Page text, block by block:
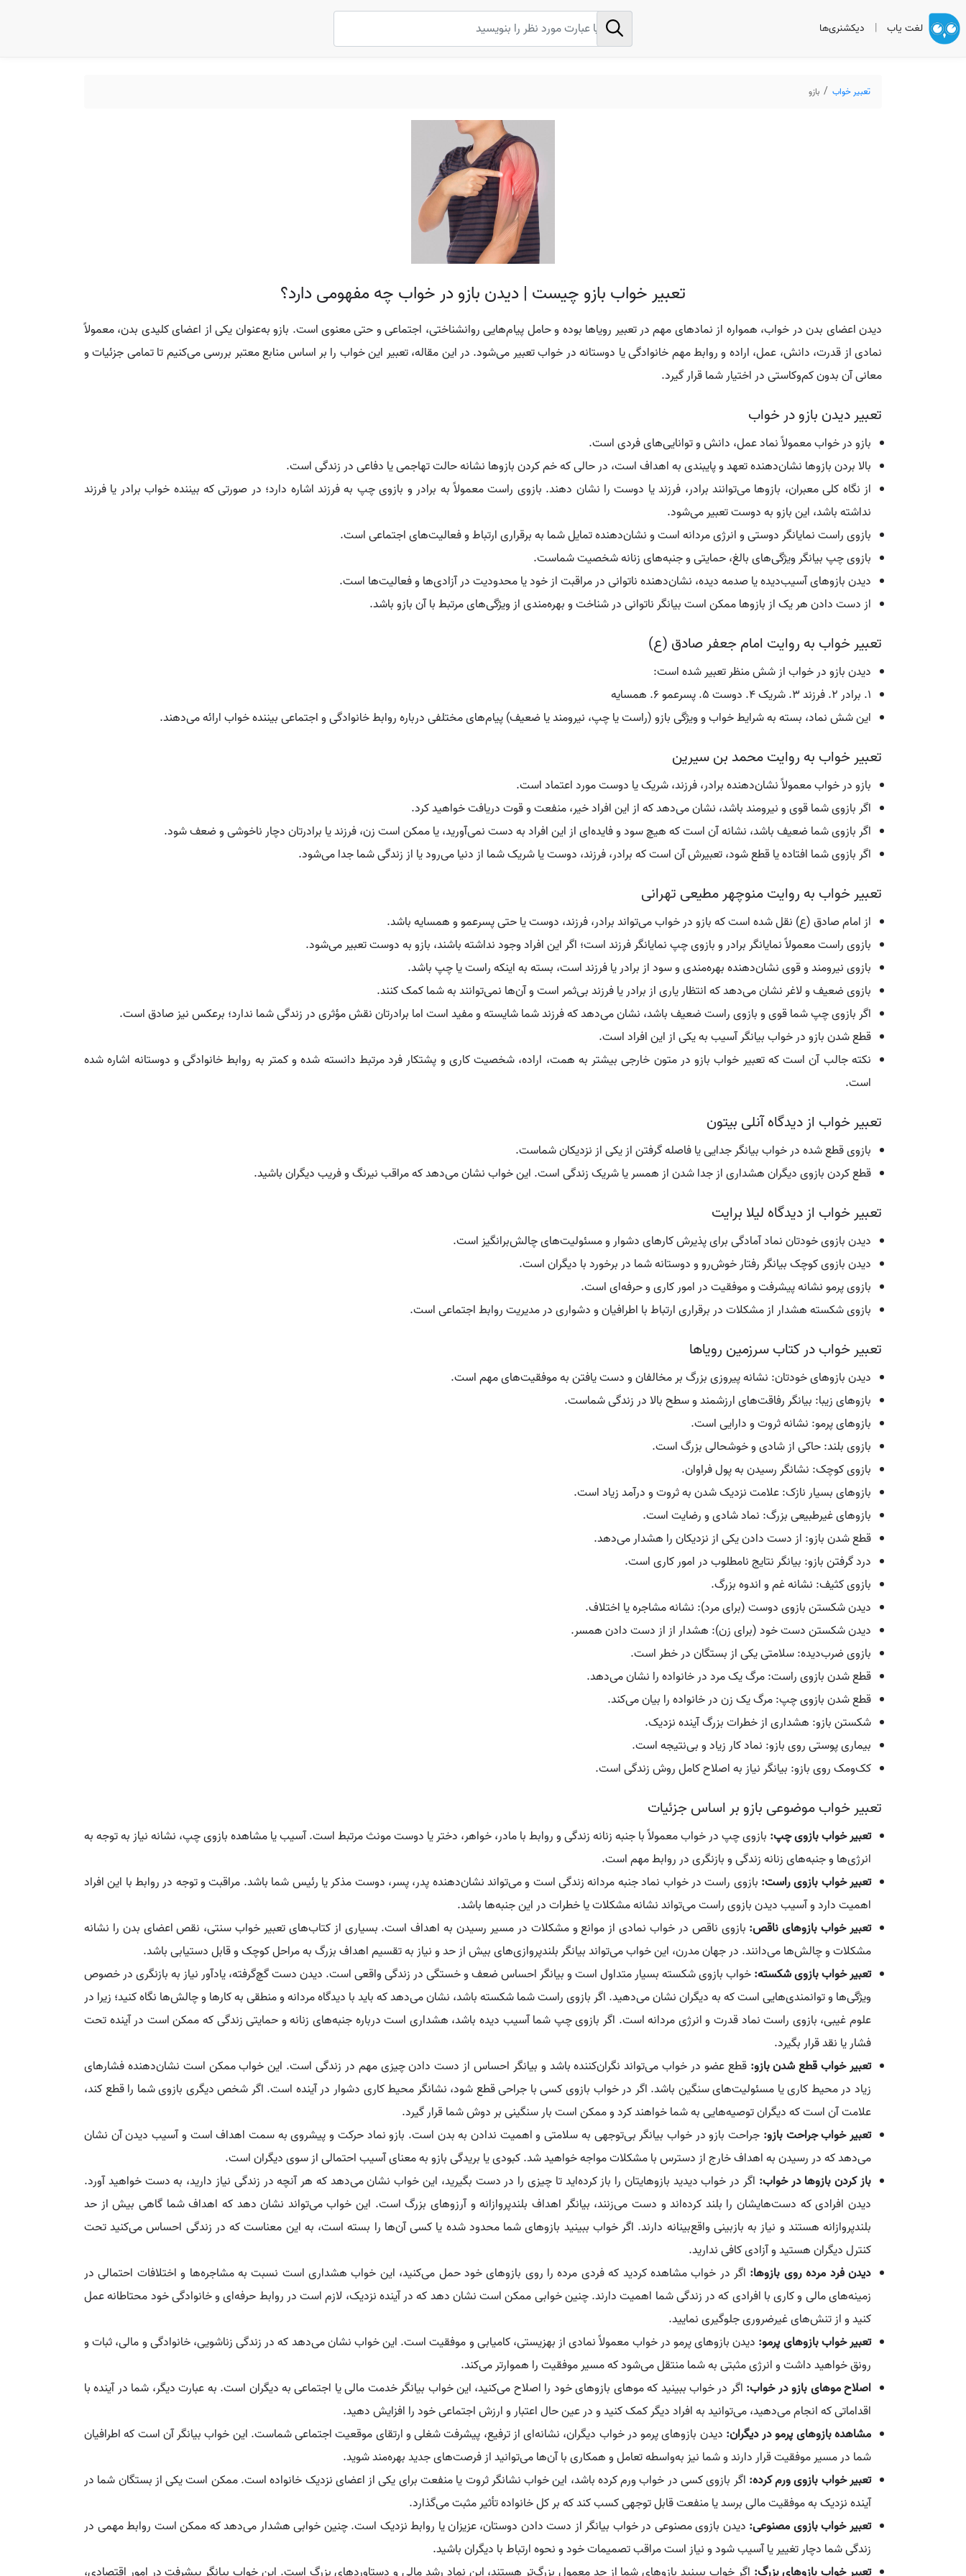
لغت یاب | دیکشنری‌ها
تعبیر خواب بازو
تعبیر خواب بازو چیست | دیدن بازو در خواب چه مفهومی دارد؟
دیدن اعضای بدن در خواب، همواره از نمادهای مهم در تعبیر رویاها بوده و حامل پیام‌هایی روانشناختی، اجتماعی و حتی معنوی است. بازو به‌عنوان یکی از اعضای کلیدی بدن، معمولاً
نمادی از قدرت، دانش، عمل، اراده و روابط مهم خانوادگی یا دوستانه در خواب تعبیر می‌شود. در این مقاله، تعبیر این خواب را بر اساس منابع معتبر بررسی می‌کنیم تا تمامی جزئیات و
معانی آن بدون کم‌وکاستی در اختیار شما قرار گیرد.
تعبیر دیدن بازو در خواب
بازو در خواب معمولاً نماد عمل، دانش و توانایی‌های فردی است.
بالا بردن بازوها نشان‌دهنده تعهد و پایبندی به اهداف است، در حالی که خم کردن بازوها نشانه حالت تهاجمی یا دفاعی در زندگی است.
از نگاه کلی معبران، بازوها می‌توانند برادر، فرزند یا دوست را نشان دهند. بازوی راست معمولاً به برادر و بازوی چپ به فرزند اشاره دارد؛ در صورتی که بیننده خواب برادر یا فرزند
نداشته باشد، این بازو به دوست تعبیر می‌شود.
بازوی راست نمایانگر دوستی و انرژی مردانه است و نشان‌دهنده تمایل شما به برقراری ارتباط و فعالیت‌های اجتماعی است.
بازوی چپ بیانگر ویژگی‌های بالغ، حمایتی و جنبه‌های زنانه شخصیت شماست.
دیدن بازوهای آسیب‌دیده یا صدمه دیده، نشان‌دهنده ناتوانی در مراقبت از خود یا محدودیت در آزادی‌ها و فعالیت‌ها است.
از دست دادن هر یک از بازوها ممکن است بیانگر ناتوانی در شناخت و بهره‌مندی از ویژگی‌های مرتبط با آن بازو باشد.
تعبیر خواب به روایت امام جعفر صادق (ع)
دیدن بازو در خواب از شش منظر تعبیر شده است:
1. برادر 2. فرزند 3. شریک 4. دوست 5. پسرعمو 6. همسایه
این شش نماد، بسته به شرایط خواب و ویژگی بازو (راست یا چپ، نیرومند یا ضعیف) پیام‌های مختلفی درباره روابط خانوادگی و اجتماعی بیننده خواب ارائه می‌دهند.
تعبیر خواب به روایت محمد بن سیرین
بازو در خواب معمولاً نشان‌دهنده برادر، فرزند، شریک یا دوست مورد اعتماد است.
اگر بازوی شما قوی و نیرومند باشد، نشان می‌دهد که از این افراد خیر، منفعت و قوت دریافت خواهید کرد.
اگر بازوی شما ضعیف باشد، نشانه آن است که هیچ سود و فایده‌ای از این افراد به دست نمی‌آورید، یا ممکن است زن، فرزند یا برادرتان دچار ناخوشی و ضعف شود.
اگر بازوی شما افتاده یا قطع شود، تعبیرش آن است که برادر، فرزند، دوست یا شریک شما از دنیا می‌رود یا از زندگی شما جدا می‌شود.
تعبیر خواب به روایت منوچهر مطیعی تهرانی
از امام صادق (ع) نقل شده است که بازو در خواب می‌تواند برادر، فرزند، دوست یا حتی پسرعمو و همسایه باشد.
بازوی راست معمولاً نمایانگر برادر و بازوی چپ نمایانگر فرزند است؛ اگر این افراد وجود نداشته باشند، بازو به دوست تعبیر می‌شود.
بازوی نیرومند و قوی نشان‌دهنده بهره‌مندی و سود از برادر یا فرزند است، بسته به اینکه راست یا چپ باشد.
بازوی ضعیف و لاغر نشان می‌دهد که انتظار یاری از برادر یا فرزند بی‌ثمر است و آن‌ها نمی‌توانند به شما کمک کنند.
اگر بازوی چپ شما قوی و بازوی راست ضعیف باشد، نشان می‌دهد که فرزند شما شایسته و مفید است اما برادرتان نقش مؤثری در زندگی شما ندارد؛ برعکس نیز صادق است.
قطع شدن بازو در خواب بیانگر آسیب به یکی از این افراد است.
نکته جالب آن است که تعبیر خواب بازو در متون خارجی بیشتر به همت، اراده، شخصیت کاری و پشتکار فرد مرتبط دانسته شده و کمتر به روابط خانوادگی و دوستانه اشاره شده
است.
تعبیر خواب از دیدگاه آنلی بیتون
بازوی قطع شده در خواب بیانگر جدایی یا فاصله گرفتن از یکی از نزدیکان شماست.
قطع کردن بازوی دیگران هشداری از جدا شدن از همسر یا شریک زندگی است. این خواب نشان می‌دهد که مراقب نیرنگ و فریب دیگران باشید.
تعبیر خواب از دیدگاه لیلا برایت
دیدن بازوی خودتان نماد آمادگی برای پذیرش کارهای دشوار و مسئولیت‌های چالش‌برانگیز است.
دیدن بازوی کوچک بیانگر رفتار خوش‌رو و دوستانه شما در برخورد با دیگران است.
بازوی پرمو نشانه پیشرفت و موفقیت در امور کاری و حرفه‌ای است.
بازوی شکسته هشدار از مشکلات در برقراری ارتباط با اطرافیان و دشواری در مدیریت روابط اجتماعی است.
تعبیر خواب در کتاب سرزمین رویاها
دیدن بازوهای خودتان: نشانه پیروزی بزرگ بر مخالفان و دست یافتن به موفقیت‌های مهم است.
بازوهای زیبا: بیانگر رفاقت‌های ارزشمند و سطح بالا در زندگی شماست.
بازوهای پرمو: نشانه ثروت و دارایی است.
بازوی بلند: حاکی از شادی و خوشحالی بزرگ است.
بازوی کوچک: نشانگر رسیدن به پول فراوان.
بازوهای بسیار نازک: علامت نزدیک شدن به ثروت و درآمد زیاد است.
بازوهای غیرطبیعی بزرگ: نماد شادی و رضایت است.
قطع شدن بازو: از دست دادن یکی از نزدیکان را هشدار می‌دهد.
درد گرفتن بازو: بیانگر نتایج نامطلوب در امور کاری است.
بازوی کثیف: نشانه غم و اندوه بزرگ.
دیدن شکستن بازوی دوست (برای مرد): نشانه مشاجره یا اختلاف.
دیدن شکستن دست خود (برای زن): هشدار از از دست دادن همسر.
بازوی ضرب‌دیده: سلامتی یکی از بستگان در خطر است.
قطع شدن بازوی راست: مرگ یک مرد در خانواده را نشان می‌دهد.
قطع شدن بازوی چپ: مرگ یک زن در خانواده را بیان می‌کند.
شکستن بازو: هشداری از خطرات بزرگ آینده نزدیک.
بیماری پوستی روی بازو: نماد کار زیاد و بی‌نتیجه است.
کک‌ومک روی بازو: بیانگر نیاز به اصلاح کامل روش زندگی است.
تعبیر خواب موضوعی بازو بر اساس جزئیات
تعبیر خواب بازوی چپ: بازوی چپ در خواب معمولاً با جنبه زنانه زندگی و روابط با مادر، خواهر، دختر یا دوست مونث مرتبط است. آسیب یا مشاهده بازوی چپ، نشانه نیاز به توجه به
انرژی‌ها و جنبه‌های زنانه زندگی و بازنگری در روابط مهم است.
تعبیر خواب بازوی راست: بازوی راست در خواب نماد جنبه مردانه زندگی است و می‌تواند نشان‌دهنده پدر، پسر، دوست مذکر یا رئیس شما باشد. مراقبت و توجه در روابط با این افراد
اهمیت دارد و آسیب دیدن بازوی راست می‌تواند نشانه مشکلات یا خطرات در این جنبه‌ها باشد.
تعبیر خواب بازوهای ناقص: بازوی ناقص در خواب نمادی از موانع و مشکلات در مسیر رسیدن به اهداف است. بسیاری از کتاب‌های تعبیر خواب سنتی، نقص اعضای بدن را نشانه
مشکلات و چالش‌ها می‌دانند. در جهان مدرن، این خواب می‌تواند بیانگر بلندپروازی‌های بیش از حد و نیاز به تقسیم اهداف بزرگ به مراحل کوچک و قابل دستیابی باشد.
تعبیر خواب بازوی شکسته:خواب بازوی شکسته بسیار متداول است و بیانگر احساس ضعف و خستگی در زندگی واقعی است. دیدن دست گچ‌گرفته، یادآور نیاز به بازنگری در خصوص
ویژگی‌ها و توانمندی‌هایی است که به دیگران نشان می‌دهید. اگر بازوی راست شما شکسته باشد، نشان می‌دهد که باید با دیدگاه مردانه و منطقی به کارها و چالش‌ها نگاه کنید؛ زیرا در
علوم غیبی، بازوی راست نماد قدرت و انرژی مردانه است. اگر بازوی چپ شما آسیب دیده باشد، هشداری است درباره جنبه‌های زنانه و حمایتی زندگی که ممکن است در آینده تحت
فشار یا نقد قرار بگیرد.
تعبیر خواب قطع شدن بازو:قطع عضو در خواب می‌تواند نگران‌کننده باشد و بیانگر احساس از دست دادن چیزی مهم در زندگی است. این خواب ممکن است نشان‌دهنده فشارهای
زیاد در محیط کاری یا مسئولیت‌های سنگین باشد. اگر در خواب بازوی کسی با جراحی قطع شود، نشانگر محیط کاری دشوار در آینده است. اگر شخص دیگری بازوی شما را قطع کند،
علامت آن است که دیگران توصیه‌هایی به شما خواهند کرد و ممکن است بار سنگینی بر دوش شما قرار گیرد.
تعبیر خواب جراحت بازو: جراحت بازو در خواب بیانگر بی‌توجهی به سلامتی و اهمیت ندادن به بدن است. بازو نماد حرکت و پیشروی به سمت اهداف است و آسیب دیدن آن نشان
می‌دهد که در رسیدن به اهداف خارج از دسترس با مشکلات مواجه خواهید شد. کبودی یا بریدگی بازو به معنای آسیب احتمالی از سوی دیگران است.
باز کردن بازوها در خواب: اگر در خواب دیدید بازوهایتان را باز کرده‌اید تا چیزی را در دست بگیرید، این خواب نشان می‌دهد که هر آنچه در زندگی نیاز دارید، به دست خواهید آورد.
دیدن افرادی که دست‌هایشان را بلند کرده‌اند و دست می‌زنند، بیانگر اهداف بلندپروازانه و آرزوهای بزرگ است. این خواب می‌تواند نشان دهد که اهداف شما گاهی بیش از حد
بلندپروازانه هستند و نیاز به بازبینی واقع‌بینانه دارند. اگر خواب ببینید بازوهای شما محدود شده یا کسی آن‌ها را بسته است، به این معناست که در زندگی احساس می‌کنید تحت
کنترل دیگران هستید و آزادی کافی ندارید.
دیدن فرد مرده روی بازوها: اگر در خواب مشاهده کردید که فردی مرده را روی بازوهای خود حمل می‌کنید، این خواب هشداری است نسبت به مشاجره‌ها و اختلافات احتمالی در
زمینه‌های مالی و کاری با افرادی که در زندگی شما اهمیت دارند. چنین خوابی ممکن است نشان دهد که در آینده نزدیک، لازم است در روابط حرفه‌ای و خانوادگی خود محتاطانه عمل
کنید و از تنش‌های غیرضروری جلوگیری نمایید.
تعبیر خواب بازوهای پرمو: دیدن بازوهای پرمو در خواب معمولاً نمادی از بهزیستی، کامیابی و موفقیت است. این خواب نشان می‌دهد که در زندگی زناشویی، خانوادگی و مالی، ثبات و
رونق خواهید داشت و انرژی مثبتی به شما منتقل می‌شود که مسیر موفقیت را هموارتر می‌کند.
اصلاح موهای بازو در خواب: اگر در خواب ببینید که موهای بازوهای خود را اصلاح می‌کنید، این خواب بیانگر خدمت مالی یا اجتماعی به دیگران است. به عبارت دیگر، شما در آینده با
اقداماتی که انجام می‌دهید، می‌توانید به افراد دیگر کمک کنید و در عین حال اعتبار و ارزش اجتماعی خود را افزایش دهید.
مشاهده بازوهای پرمو در دیگران: دیدن بازوهای پرمو در خواب دیگران، نشانه‌ای از ترفیع، پیشرفت شغلی و ارتقای موقعیت اجتماعی شماست. این خواب بیانگر آن است که اطرافیان
شما در مسیر موفقیت قرار دارند و شما نیز به‌واسطه تعامل و همکاری با آن‌ها می‌توانید از فرصت‌های جدید بهره‌مند شوید.
تعبیر خواب بازوی ورم کرده: اگر بازوی کسی در خواب ورم کرده باشد، این خواب نشانگر ثروت یا منفعت برای یکی از اعضای نزدیک خانواده است. ممکن است یکی از بستگان شما در
آینده نزدیک به موفقیت مالی برسد یا منفعت قابل توجهی کسب کند که بر کل خانواده تأثیر مثبت می‌گذارد.
تعبیر خواب بازوی مصنوعی: دیدن بازوی مصنوعی در خواب بیانگر از دست دادن دوستان، عزیزان یا روابط نزدیک است. چنین خوابی هشدار می‌دهد که ممکن است روابط مهمی در
زندگی شما دچار تغییر یا آسیب شود و نیاز است مراقب تصمیمات خود و نحوه ارتباط با دیگران باشید.